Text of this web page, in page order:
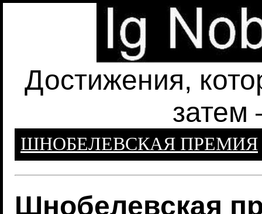
Достижения,
затем
ШНОБЕЛЕВСКАЯ ПРЕМИЯ
Шнобелевская